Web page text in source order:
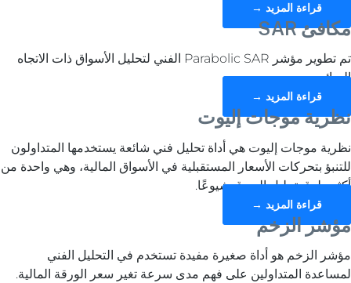
قراءة المزيد →
مكافئ SAR
تم تطوير مؤشر Parabolic SAR الفني لتحليل الأسواق ذات الاتجاه
السائد.
قراءة المزيد →
نظرية موجات إليوت
نظرية موجات إليوت هي أداة تحليل فني شائعة يستخدمها المتداولون
للتنبؤ بتحركات الأسعار المستقبلية في الأسواق المالية، وهي واحدة من
أكثر طرق تحليل السوق شيوعًا.
قراءة المزيد →
مؤشر الزخم
مؤشر الزخم هو أداة صغيرة مفيدة تستخدم في التحليل الفني
لمساعدة المتداولين على فهم مدى سرعة تغير سعر الورقة المالية.